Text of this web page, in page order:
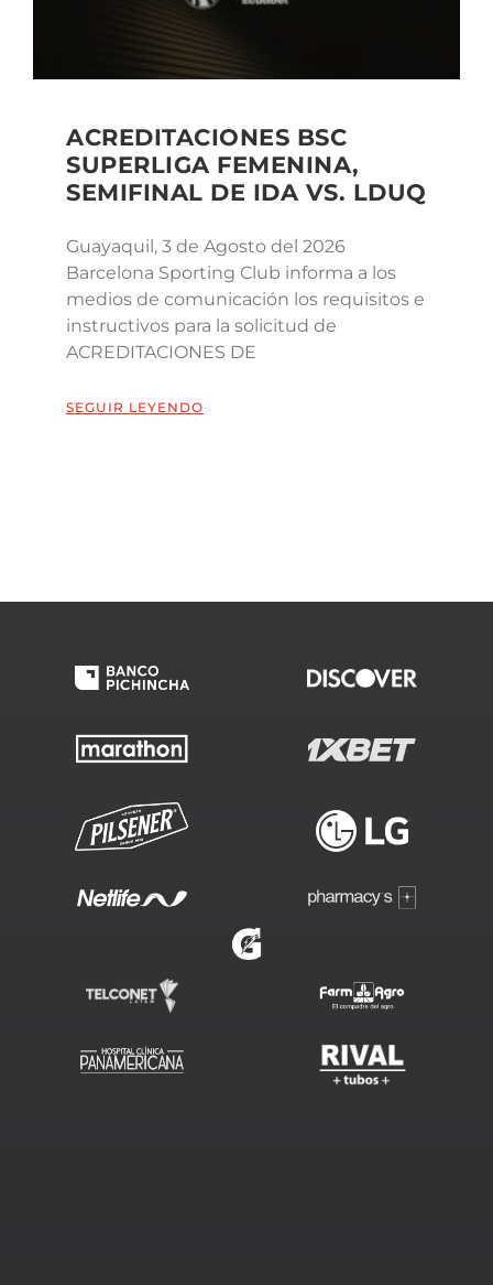
ACREDITACIONES BSC
SUPERLIGA FEMENINA,
SEMIFINAL DE IDA VS. LDUQ
Guayaquil, 3 de Agosto del 2026
Barcelona Sporting Club informa a los
medios de comunicación los requisitos e
instructivos para la solicitud de
ACREDITACIONES DE
SEGUIR LEYENDO